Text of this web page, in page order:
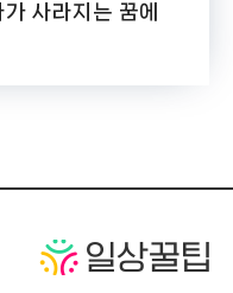
사라지는 꿈에